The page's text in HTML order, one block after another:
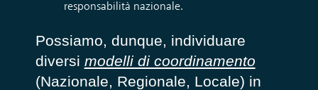
responsabilità nazionale.
Possiamo, dunque, individuare
diversi modelli di coordinamento
(Nazionale, Regionale, Locale) in